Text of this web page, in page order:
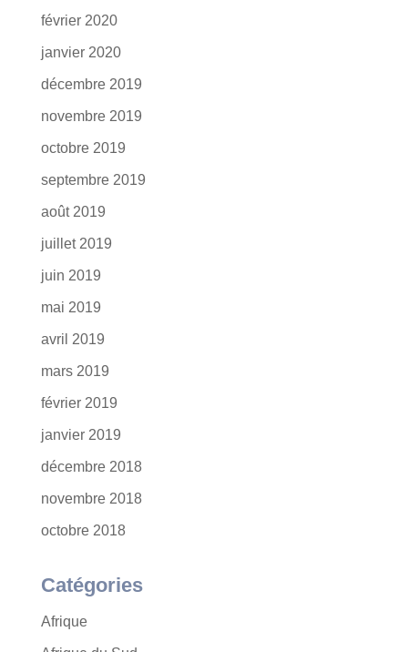
février 2020
janvier 2020
décembre 2019
novembre 2019
octobre 2019
septembre 2019
août 2019
juillet 2019
juin 2019
mai 2019
avril 2019
mars 2019
février 2019
janvier 2019
décembre 2018
novembre 2018
octobre 2018
Catégories
Afrique